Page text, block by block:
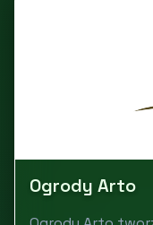
Ogrody Arto